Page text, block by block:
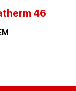
TIẾP TỤC MUA HÀNG
46